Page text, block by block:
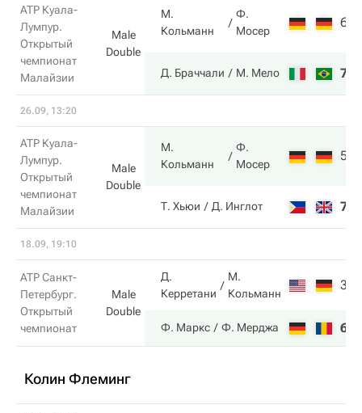
ATP Куала-
Лумпур.
Открытый
чемпионат
Малайзии
Male
Double
М.
Кольманн
Ф.
Мосер
6
Д. Браччали М. Мело 7
26.09, 13:20
ATP Куала-
Лумпур.
Открытый
чемпионат
Малайзии
Male
Double
М.
Кольманн
Ф.
Мосер
5
Т. Хьюи Д. Инглот 7
18.09, 19:10
ATP Санкт-
Петербург.
Открытый
чемпионат
Male
Double
Д.
Керретани
М.
Кольманн
3
Ф. Маркс Ф. Мерджа 6
Колин Флеминг